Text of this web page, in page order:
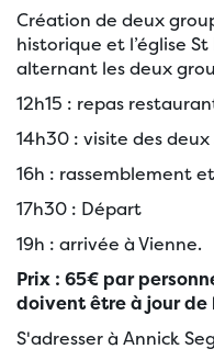
Création de deux
historique et l’église
alternant les deux
12h15 : repas
14h30 : visite des
16h : rassemblement
17h30 : Départ
19h : arrivée à Vienne.
Prix : 65€ par
doivent être à jour
S'adresser à Annick